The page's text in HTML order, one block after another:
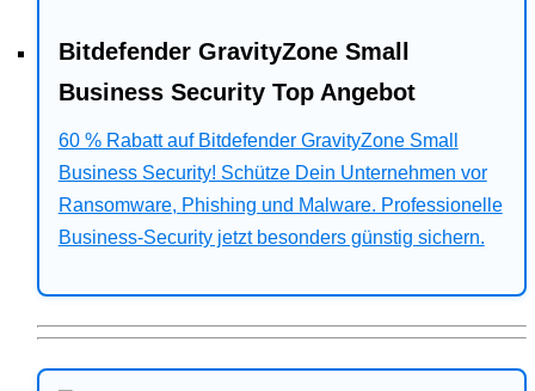
Bitdefender GravityZone Small
Business Security Top Angebot
60 % Rabatt auf Bitdefender GravityZone Small
Business Security! Schütze Dein Unternehmen vor
Ransomware, Phishing und Malware. Professionelle
Business-Security jetzt besonders günstig sichern.